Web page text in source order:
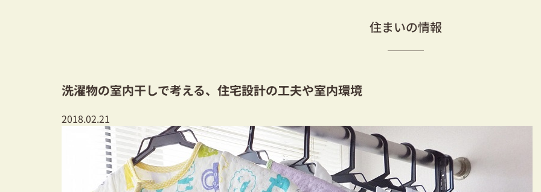
住まいの情報
洗濯物の室内干しで考える、住宅設計の工夫や室内環境
2018.02.21